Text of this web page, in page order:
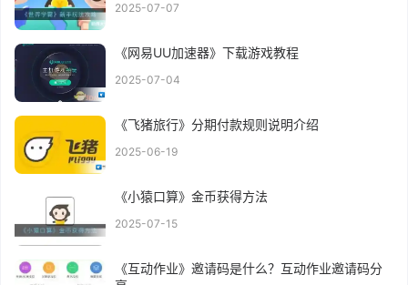
2025-07-07
《网易UU加速器》下载游戏教程
2025-07-04
《飞猪旅行》分期付款规则说明介绍
2025-06-19
《小猿口算》金币获得方法
2025-07-15
《互动作业》邀请码是什么？互动作业邀请码分